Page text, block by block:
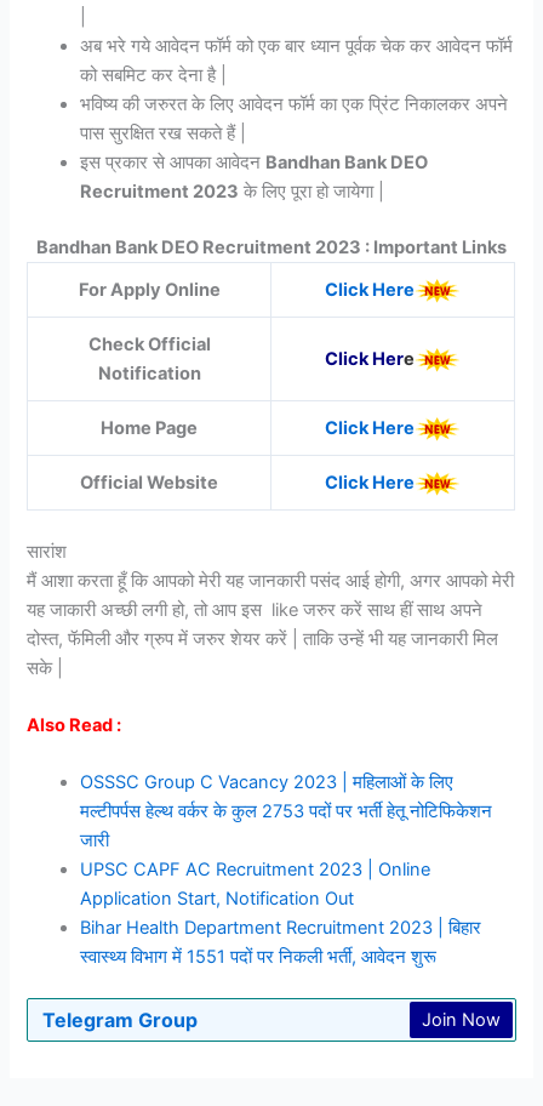
अब भरे गये आवेदन फॉर्म को एक बार ध्यान पूर्वक चेक कर आवेदन फॉर्म
को सबमिट कर देना है |
भविष्य की जरुरत के लिए आवेदन फॉर्म का एक प्रिंट निकालकर अपने
पास सुरक्षित रख सकते हैं |
इस प्रकार से आपका आवेदन Bandhan Bank DEO
Recruitment 2023 के लिए पूरा हो जायेगा |
Bandhan Bank DEO Recruitment 2023 : Important Links
For Apply Online
Click Here
Check Official
Notification
Click Here
Home Page Click Here
Official Website Click Here
सारांश
मैं आशा करता हूँ कि आपको मेरी यह जानकारी पसंद आई होगी, अगर आपको मेरी
यह जाकारी अच्छी लगी हो, तो आप इस like जरुर करें साथ हीं साथ अपने
दोस्त, फॅमिली और ग्रुप में जरुर शेयर करें | ताकि उन्हें भी यह जानकारी मिल
सके |
Also Read :
OSSSC Group C Vacancy 2023 | महिलाओं के लिए
मल्टीपर्पस हेल्थ वर्कर के कुल 2753 पदों पर भर्ती हेतू नोटिफिकेशन
जारी
UPSC CAPF AC Recruitment 2023 | Online
Application Start, Notification Out
Bihar Health Department Recruitment 2023 | बिहार
स्वास्थ्य विभाग में 1551 पदों पर निकली भर्ती, आवेदन शुरू
Telegram Group Join Now